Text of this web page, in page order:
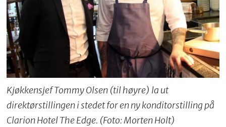
Kjøkkensjef Tommy Olsen (til høyre) la ut
direktørstillingen i stedet for en ny konditorstilling på
Clarion Hotel The Edge. (Foto: Morten Holt)